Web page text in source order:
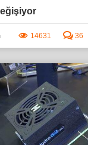
14631 36